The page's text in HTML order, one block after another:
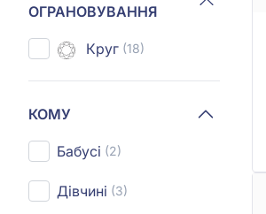
ОГРАНОВУВАННЯ
Круг (18)
КОМУ
Бабусі (2)
Дівчині (3)